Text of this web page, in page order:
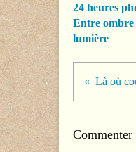
24 heures
Entre ombre
lumière
Là où